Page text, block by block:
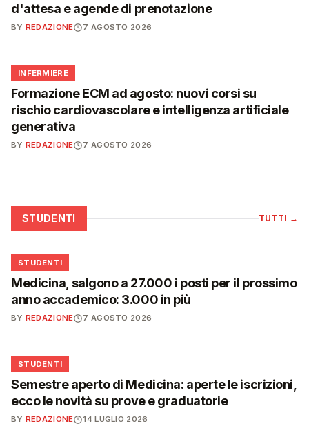
d'attesa e agende di prenotazione
BY REDAZIONE 7 AGOSTO 2026
🩺
INFERMIERE
Formazione ECM ad agosto: nuovi corsi su
rischio cardiovascolare e intelligenza artificiale
generativa
BY REDAZIONE 7 AGOSTO 2026
STUDENTI TUTTI →
🎓
STUDENTI
Medicina, salgono a 27.000 i posti per il prossimo
anno accademico: 3.000 in più
BY REDAZIONE 7 AGOSTO 2026
🎓
STUDENTI
Semestre aperto di Medicina: aperte le iscrizioni,
ecco le novità su prove e graduatorie
BY REDAZIONE 14 LUGLIO 2026